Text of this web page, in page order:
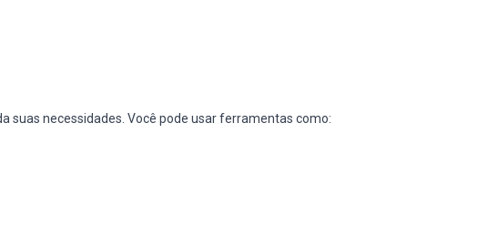
suas necessidades. Você pode usar ferramentas como: